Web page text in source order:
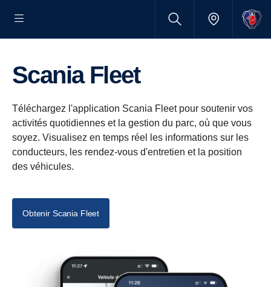
Scania Fleet
Téléchargez l'application Scania Fleet pour soutenir vos
activités quotidiennes et la gestion du parc, où que vous
soyez. Visualisez en temps réel les informations sur les
conducteurs, les rendez-vous d'entretien et la position
des véhicules.
Obtenir Scania Fleet